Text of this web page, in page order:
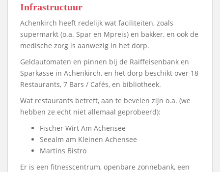
Infrastructuur
Achenkirch heeft redelijk wat faciliteiten, zoals
supermarkt (o.a. Spar en Mpreis) en bakker, en ook de
medische zorg is aanwezig in het dorp.
Geldautomaten en pinnen bij de Raiffeisenbank en
Sparkasse in Achenkirch, en het dorp beschikt over 18
Restaurants, 7 Bars / Cafés, en bibliotheek.
Wat restaurants betreft, aan te bevelen zijn o.a. (we
hebben ze echt niet allemaal geprobeerd):
Fischer Wirt Am Achensee
Seealm am Kleinen Achensee
Martins Bistro
Er is een fitnesscentrum, openbare zonnebank, een